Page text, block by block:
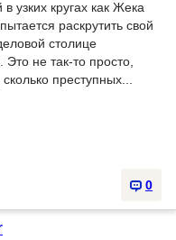
в узких кругах как Жека
раскрутить свой
столице
не так-то просто,
преступных...
0